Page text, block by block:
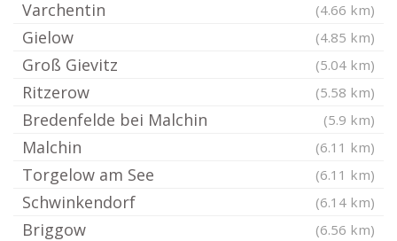
Varchentin (4.66 km)
Gielow (4.85 km)
Groß Gievitz (5.04 km)
Ritzerow (5.58 km)
Bredenfelde bei Malchin (5.9 km)
Malchin (6.11 km)
Torgelow am See (6.11 km)
Schwinkendorf (6.14 km)
Briggow (6.56 km)